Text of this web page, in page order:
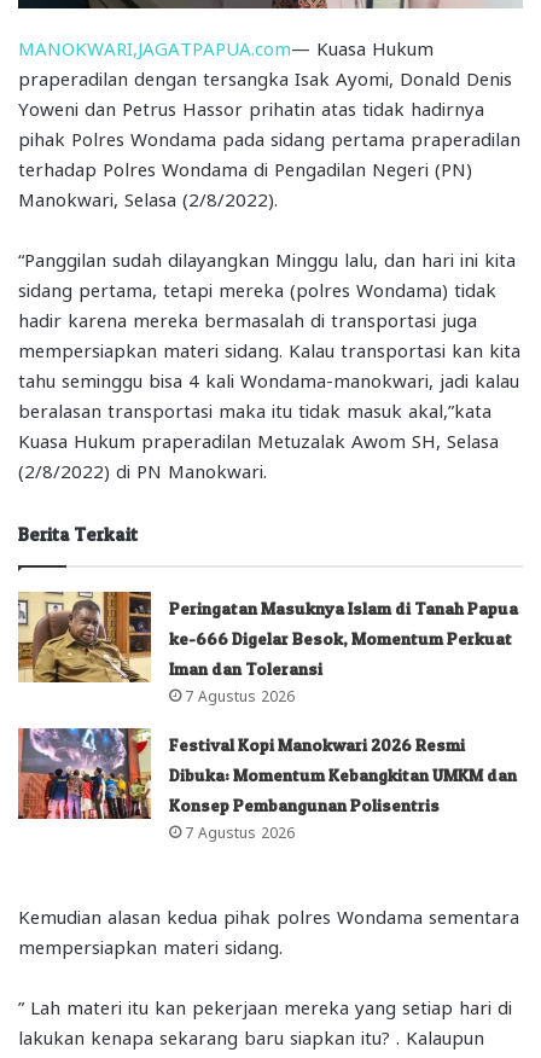
MANOKWARI,JAGATPAPUA.com— Kuasa Hukum
praperadilan dengan tersangka Isak Ayomi, Donald Denis
Yoweni dan Petrus Hassor prihatin atas tidak hadirnya
pihak Polres Wondama pada sidang pertama praperadilan
terhadap Polres Wondama di Pengadilan Negeri (PN)
Manokwari, Selasa (2/8/2022).
“Panggilan sudah dilayangkan Minggu lalu, dan hari ini kita
sidang pertama, tetapi mereka (polres Wondama) tidak
hadir karena mereka bermasalah di transportasi juga
mempersiapkan materi sidang. Kalau transportasi kan kita
tahu seminggu bisa 4 kali Wondama-manokwari, jadi kalau
beralasan transportasi maka itu tidak masuk akal,”kata
Kuasa Hukum praperadilan Metuzalak Awom SH, Selasa
(2/8/2022) di PN Manokwari.
Berita Terkait
Peringatan Masuknya Islam di Tanah Papua
ke-666 Digelar Besok, Momentum Perkuat
Iman dan Toleransi
7 Agustus 2026
Festival Kopi Manokwari 2026 Resmi
Dibuka: Momentum Kebangkitan UMKM dan
Konsep Pembangunan Polisentris
7 Agustus 2026
Kemudian alasan kedua pihak polres Wondama sementara
mempersiapkan materi sidang.
” Lah materi itu kan pekerjaan mereka yang setiap hari di
lakukan kenapa sekarang baru siapkan itu? . Kalaupun